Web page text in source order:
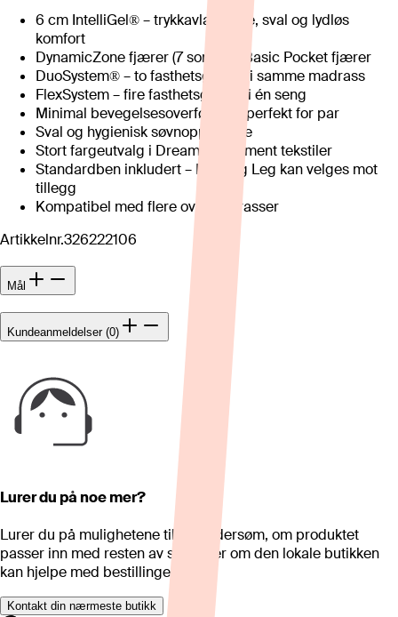
6 cm IntelliGel® – trykkavlastende, sval og lydløs
komfort
DynamicZone fjærer (7 soner) + Basic Pocket fjærer
DuoSystem® – to fasthetsgrader i samme madrass
FlexSystem – fire fasthetsgrader i én seng
Minimal bevegelsesoverføring – perfekt for par
Sval og hygienisk søvnopplevelse
Stort fargeutvalg i Dream og Moment tekstiler
Standardben inkludert – Floating Leg kan velges mot
tillegg
Kompatibel med flere overmadrasser
Artikkelnr.326222106
Mål
Kundeanmeldelser (0)
Lurer du på noe mer?
Lurer du på mulighetene til skreddersøm, om produktet
passer inn med resten av stua eller om den lokale butikken
kan hjelpe med bestillingen?
Kontakt din nærmeste butikk